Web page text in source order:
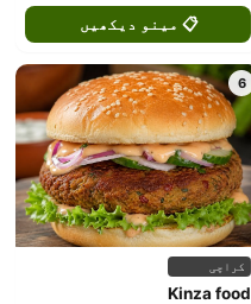
📋 مینو دیکھیں
6
کراچی
Kinza food